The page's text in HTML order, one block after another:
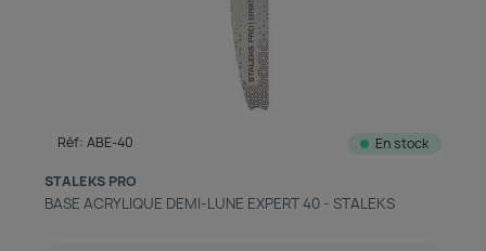
Réf: ABE-40 En stock
STALEKS PRO
BASE ACRYLIQUE DEMI-LUNE EXPERT 40 - STALEKS